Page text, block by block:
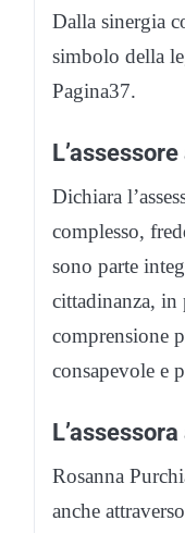
Dalla sinergia
simbolo della
Pagina37.
Dichiara
complesso,
sono parte
cittadinanza,
comprensione
consapevole e
Rosanna
anche